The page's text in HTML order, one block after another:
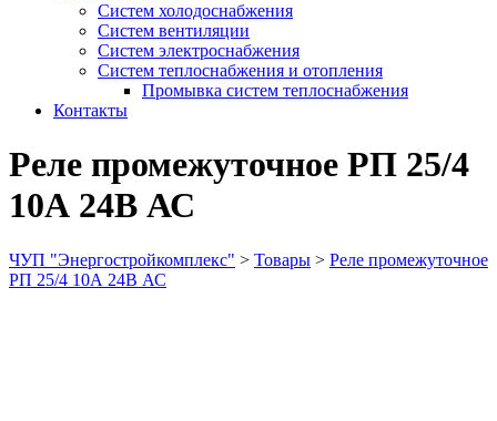
Систем холодоснабжения
Систем вентиляции
Систем электроснабжения
Систем теплоснабжения и отопления
Промывка систем теплоснабжения
Контакты
Реле промежуточное РП 25/4
10А 24В АС
ЧУП "Энергостройкомплекс" > Товары > Реле промежуточное
РП 25/4 10А 24В АС